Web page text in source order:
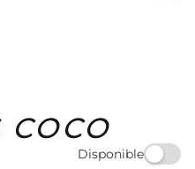
Idées
Cadeaux
Bons
Plans
COCO
Disponible